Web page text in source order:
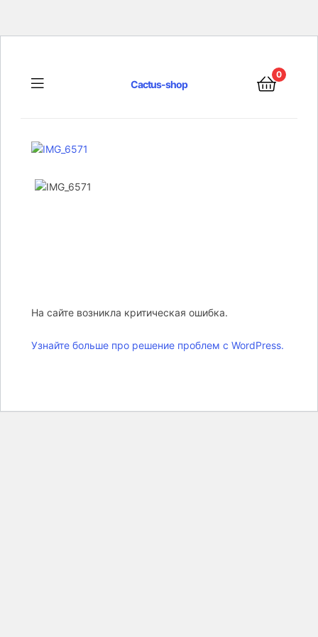
Cactus-shop
0
Menu
На сайте возникла критическая ошибка.
Узнайте больше про решение проблем с WordPress.